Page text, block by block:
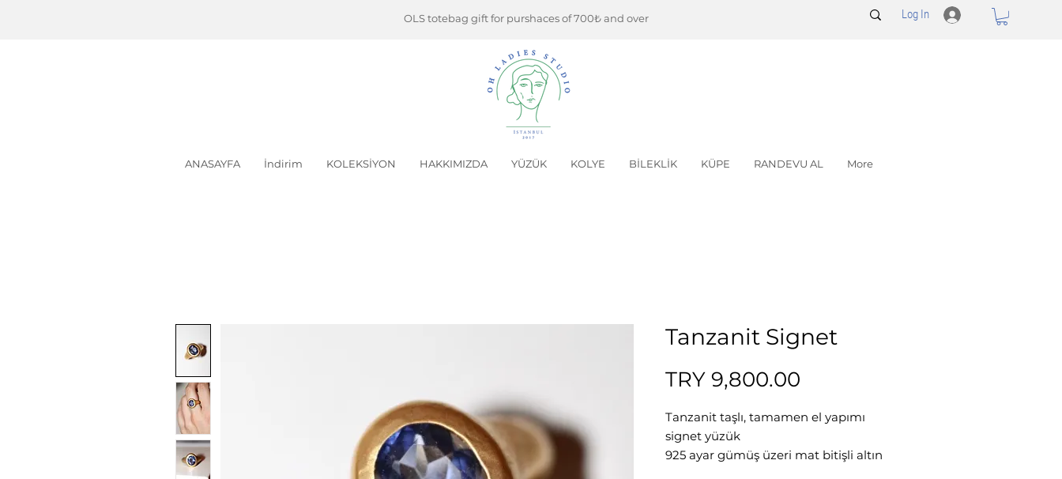
OLS totebag gift for purshaces of 700₺ and over Log In
ANASAYFA İndirim KOLEKSİYON HAKKIMIZDA YÜZÜK KOLYE BİLEKLİK KÜPE RANDEVU AL More
Tanzanit Signet
TRY 9,800.00
Tanzanit taşlı, tamamen el yapımı
signet yüzük
925 ayar gümüş üzeri mat bitişli altın